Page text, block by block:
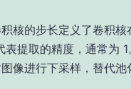
积核的步长定义了卷积
表提取的精度，通常为
像进行下采样，替代池